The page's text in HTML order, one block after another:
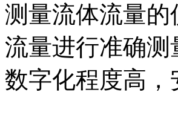
测量流体流量
流量进行准确
数字化程度高